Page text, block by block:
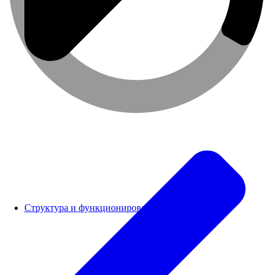
Структура и функционирование